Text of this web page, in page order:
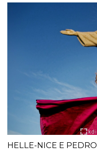
HELLE-NICE E PEDRO